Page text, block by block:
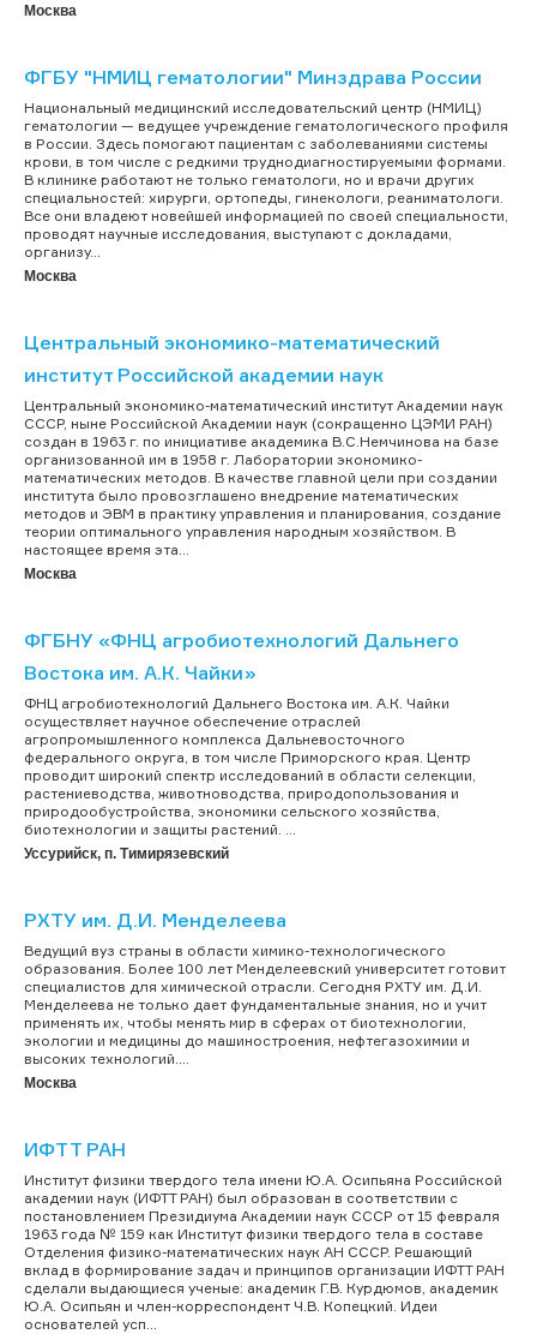
Москва
ФГБУ "НМИЦ гематологии" Минздрава России
Национальный медицинский исследовательский центр (НМИЦ)
гематологии — ведущее учреждение гематологического профиля
в России. Здесь помогают пациентам с заболеваниями системы
крови, в том числе с редкими труднодиагностируемыми формами.
В клинике работают не только гематологи, но и врачи других
специальностей: хирурги, ортопеды, гинекологи, реаниматологи.
Все они владеют новейшей информацией по своей специальности,
проводят научные исследования, выступают с докладами,
организу...
Москва
Центральный экономико-математический
институт Российской академии наук
Центральный экономико-математический институт Академии наук
СССР, ныне Российской Академии наук (сокращенно ЦЭМИ РАН)
создан в 1963 г. по инициативе академика В.С.Немчинова на базе
организованной им в 1958 г. Лаборатории экономико-
математических методов. В качестве главной цели при создании
института было провозглашено внедрение математических
методов и ЭВМ в практику управления и планирования, создание
теории оптимального управления народным хозяйством. В
настоящее время эта...
Москва
ФГБНУ «ФНЦ агробиотехнологий Дальнего
Востока им. А.К. Чайки»
ФНЦ агробиотехнологий Дальнего Востока им. А.К. Чайки
осуществляет научное обеспечение отраслей
агропромышленного комплекса Дальневосточного
федерального округа, в том числе Приморского края. Центр
проводит широкий спектр исследований в области селекции,
растениеводства, животноводства, природопользования и
природообустройства, экономики сельского хозяйства,
биотехнологии и защиты растений. ...
Уссурийск, п. Тимирязевский
РХТУ им. Д.И. Менделеева
Ведущий вуз страны в области химико-технологического
образования. Более 100 лет Менделеевский университет готовит
специалистов для химической отрасли. Сегодня РХТУ им. Д.И.
Менделеева не только дает фундаментальные знания, но и учит
применять их, чтобы менять мир в сферах от биотехнологии,
экологии и медицины до машиностроения, нефтегазохимии и
высоких технологий....
Москва
ИФТТ РАН
Институт физики твердого тела имени Ю.А. Осипьяна Российской
академии наук (ИФТТ РАН) был образован в соответствии с
постановлением Президиума Академии наук СССР от 15 февраля
1963 года № 159 как Институт физики твердого тела в составе
Отделения физико-математических наук АН СССР. Решающий
вклад в формирование задач и принципов организации ИФТТ РАН
сделали выдающиеся ученые: академик Г.В. Курдюмов, академик
Ю.А. Осипьян и член-корреспондент Ч.В. Копецкий. Идеи
основателей усп...